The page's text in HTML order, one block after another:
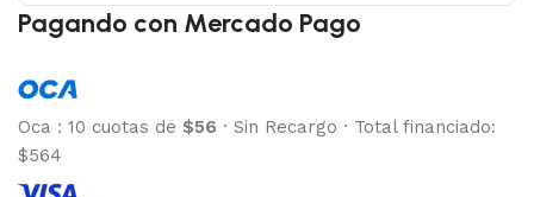
Pagando con Mercado Pago
Oca : 10 cuotas de $56 · Sin Recargo · Total financiado:
$564